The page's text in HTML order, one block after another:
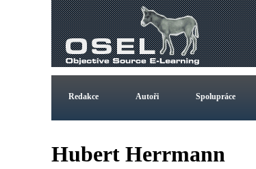
Redakce Autoři Spolupráce
Hubert Herrmann